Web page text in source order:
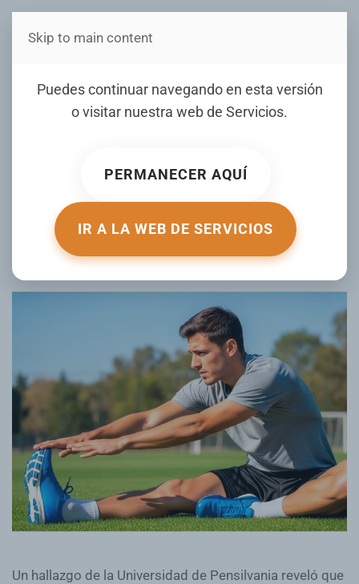
Estás en Telenord Medios
Puedes continuar navegando en esta versión
o visitar nuestra web de Servicios.
PERMANECER AQUÍ
IR A LA WEB DE SERVICIOS
Skip to main content
cuida los cromosomas también
repara los músculos
ESCRITO POR INFOBAE.COM EL07 AGOSTO 2026
. PUBLICADO
SALUD.
Un hallazgo de la Universidad de Pensilvania reveló que